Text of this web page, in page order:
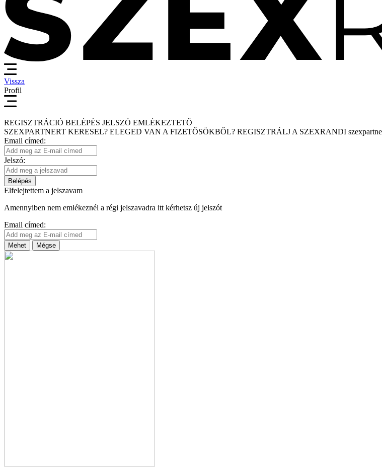
Vissza
Profil
REGISZTRÁCIÓ BELÉPÉS JELSZÓ EMLÉKEZTETŐ
SZEXPARTNERT KERESEL? ELEGED VAN A FIZETŐSÖKBŐL? REGISZTRÁLJ A SZEXRANDI
Email címed:
Jelszó:
Belépés
Elfelejtettem a jelszavam
Amennyiben nem emlékeznél a régi jelszavadra itt kérhetsz új jelszót
Email címed:
Mehet Mégse